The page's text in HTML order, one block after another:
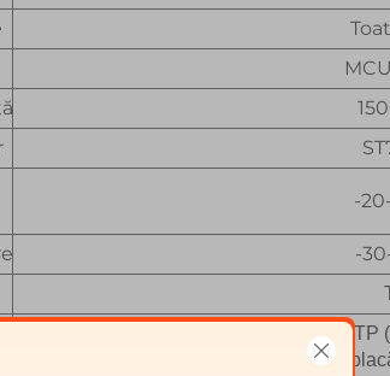
-
-
FPC, CTP (panou tactile capacitiv),